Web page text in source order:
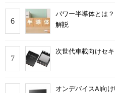
パワー半導体とは
解説
次世代車載向けセ
オンデバイスAI向